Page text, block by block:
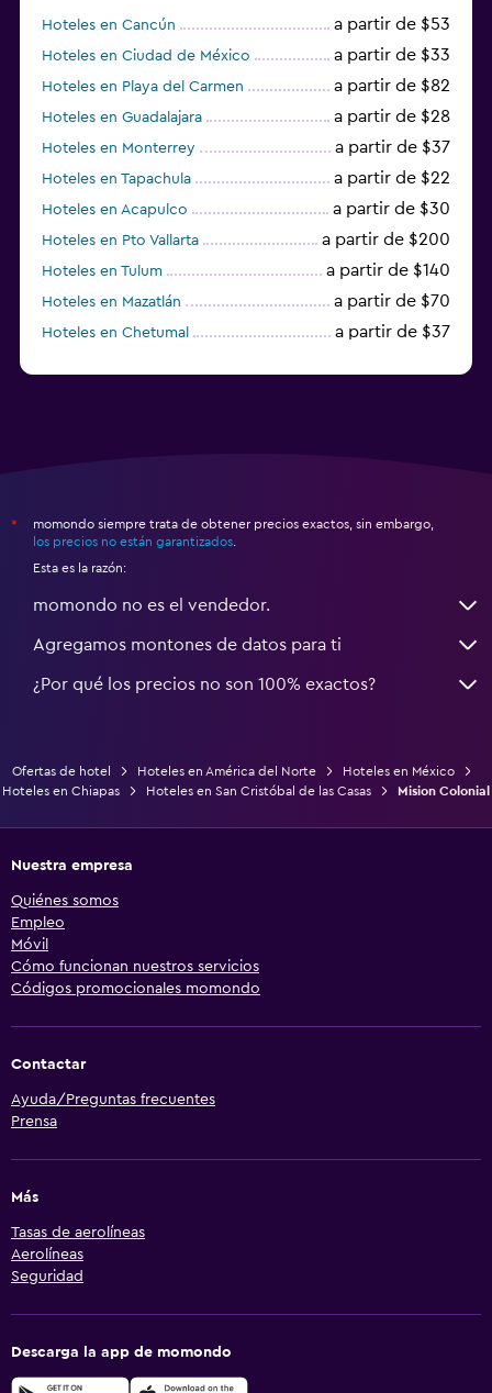
Hoteles en Cancún a partir de $53
Hoteles en Ciudad de México a partir de $33
Hoteles en Playa del Carmen a partir de $82
Hoteles en Guadalajara a partir de $28
Hoteles en Monterrey a partir de $37
Hoteles en Tapachula a partir de $22
Hoteles en Acapulco a partir de $30
Hoteles en Pto Vallarta a partir de $200
Hoteles en Tulum a partir de $140
Hoteles en Mazatlán a partir de $70
Hoteles en Chetumal a partir de $37
*
momondo siempre trata de obtener precios exactos, sin embargo,
los precios no están garantizados
Esta es la razón:
momondo no es el vendedor.
Agregamos montones de datos para ti
¿Por qué los precios no son 100% exactos?
Ofertas de hotel Hoteles en América del Norte
Hoteles en México
Hoteles en Chiapas
Hoteles en San Cristóbal de las Casas Mision Colonial
Nuestra empresa
Quiénes somos
Empleo
Móvil
Cómo funcionan nuestros servicios
Códigos promocionales momondo
Contactar
Ayuda/Preguntas frecuentes
Prensa
Más
Tasas de aerolíneas
Aerolíneas
Seguridad
Descarga la app de momondo